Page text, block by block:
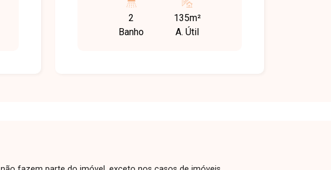
às principais avenidas da cidade. A
região concentra empresas,
prestadores de serviços, instituições
2
Banho
135m²
A. Útil